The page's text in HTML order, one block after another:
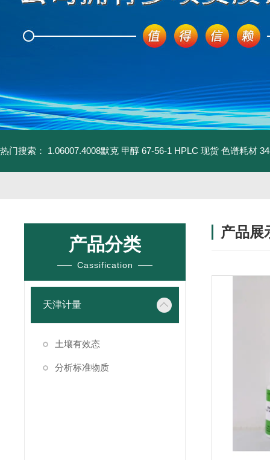
热门搜索： 1.06007.4008默克 甲醇 67-56-1 HPLC 现货 色谱耗材
产品分类
Cassification
天津计量
土壤有效态
分析标准物质
产品展